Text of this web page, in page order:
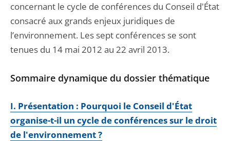
concernant le cycle de conférences du Conseil d'État
consacré aux grands enjeux juridiques de
l’environnement. Les sept conférences se sont
tenues du 14 mai 2012 au 22 avril 2013.
Sommaire dynamique du dossier thématique
I. Présentation : Pourquoi le Conseil d'État
organise-t-il un cycle de conférences sur le droit
de l'environnement ?